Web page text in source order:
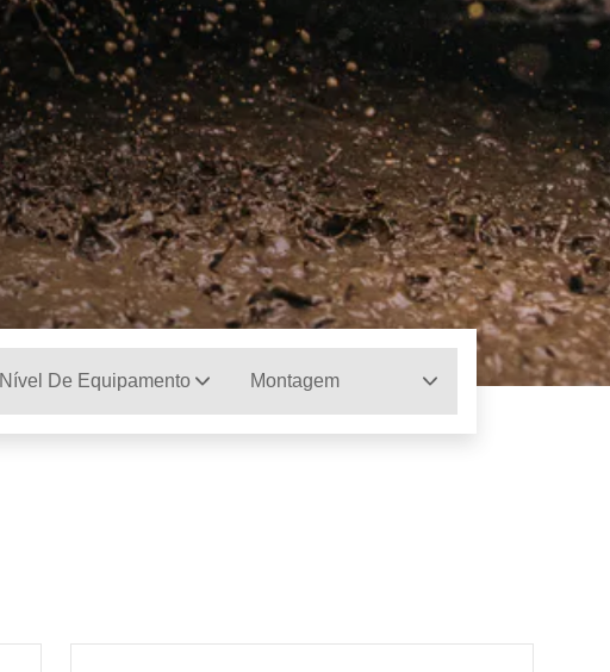
Nível De Equipamento Montagem